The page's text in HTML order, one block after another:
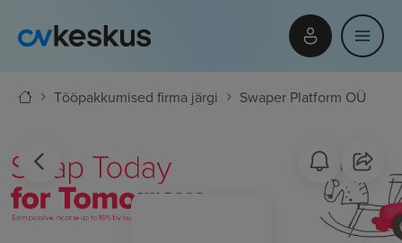
Tööpakkumised firma järgi Swaper Platform OÜ